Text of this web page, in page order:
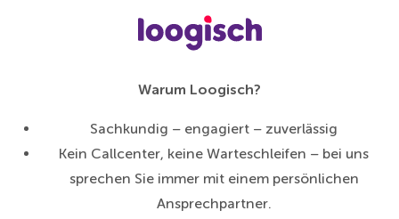
Warum Loogisch?
Sachkundig – engagiert – zuverlässig
Kein Callcenter, keine Warteschleifen – bei uns
sprechen Sie immer mit einem persönlichen
Ansprechpartner.